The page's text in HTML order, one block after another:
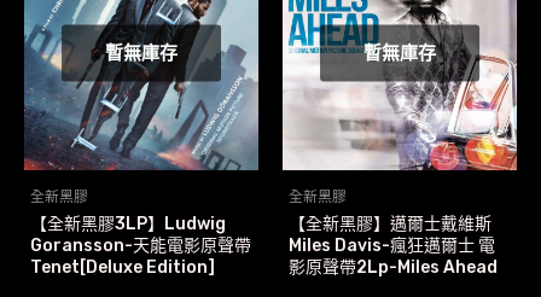
暫無庫存
全新黑膠
【全新黑膠3LP】Ludwig
Goransson-天能電影原聲帶
Tenet[Deluxe Edition]
暫無庫存
全新黑膠
【全新黑膠】邁爾士戴維斯
Miles Davis-瘋狂邁爾士 電
影原聲帶2Lp-Miles Ahead